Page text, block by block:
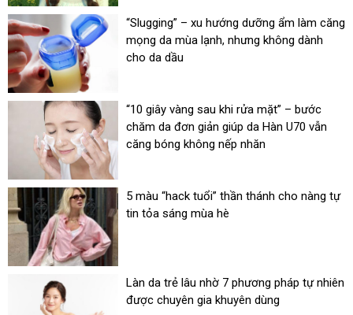
“Slugging” – xu hướng dưỡng ẩm làm căng
mọng da mùa lạnh, nhưng không dành
cho da dầu
“10 giây vàng sau khi rửa mặt” – bước
chăm da đơn giản giúp da Hàn U70 vẫn
căng bóng không nếp nhăn
5 màu “hack tuổi” thần thánh cho nàng tự
tin tỏa sáng mùa hè
Làn da trẻ lâu nhờ 7 phương pháp tự nhiên
được chuyên gia khuyên dùng